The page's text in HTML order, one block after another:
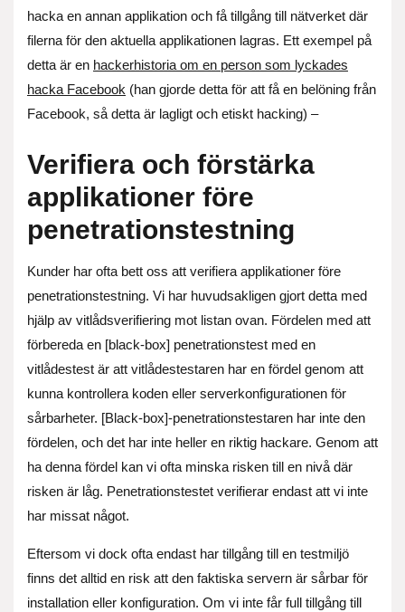
hacka en annan applikation och få tillgång till nätverket där
filerna för den aktuella applikationen lagras. Ett exempel på
detta är en hackerhistoria om en person som lyckades
hacka Facebook (han gjorde detta för att få en belöning från
Facebook, så detta är lagligt och etiskt hacking) –
Verifiera och förstärka
applikationer före
penetrationstestning
Kunder har ofta bett oss att verifiera applikationer före
penetrationstestning. Vi har huvudsakligen gjort detta med
hjälp av vitlådsverifiering mot listan ovan. Fördelen med att
förbereda en [black-box] penetrationstest med en
vitlådestest är att vitlådestestaren har en fördel genom att
kunna kontrollera koden eller serverkonfigurationen för
sårbarheter. [Black-box]-penetrationstestaren har inte den
fördelen, och det har inte heller en riktig hackare. Genom att
ha denna fördel kan vi ofta minska risken till en nivå där
risken är låg. Penetrationstestet verifierar endast att vi inte
har missat något.
Eftersom vi dock ofta endast har tillgång till en testmiljö
finns det alltid en risk att den faktiska servern är sårbar för
installation eller konfiguration. Om vi inte får full tillgång till